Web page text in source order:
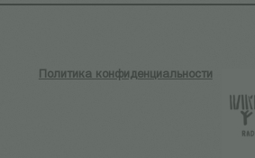
Политика конфиденциальности